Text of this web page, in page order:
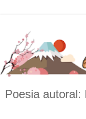
Poesia autoral: